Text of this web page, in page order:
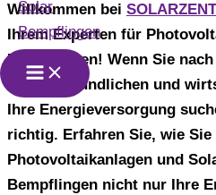
Willkommen bei
Ihrem Experten für
Bempflingen! Wenn Sie
umweltfreundlichen und
Ihre Energieversorgung
richtig. Erfahren Sie, wie
Photovoltaikanlagen und
Bempflingen nicht nur Ihre